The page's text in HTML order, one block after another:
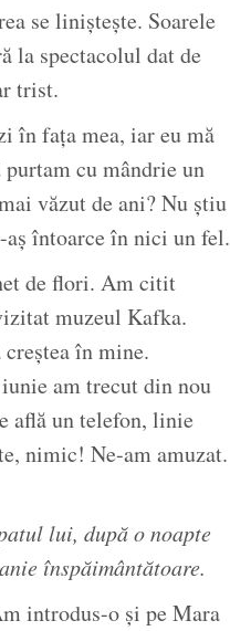
se liniștește. Soarele
la spectacolul dat de
trist.
în fața mea, iar eu mă
cu mândrie un
văzut de ani? Nu știu
întoarce în nici un fel.
de flori. Am citit
muzeul Kafka.
în mine.
am trecut din nou
află un telefon, linie
nimic! Ne-am amuzat.
lui, după o noapte
înspăimântătoare.
introdus-o și pe Mara